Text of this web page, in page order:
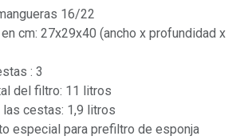
16/22
cm: 27x29x40 (ancho x profundidad x
: 3
del filtro: 11 litros
las cestas: 1,9 litros
especial para prefiltro de esponja